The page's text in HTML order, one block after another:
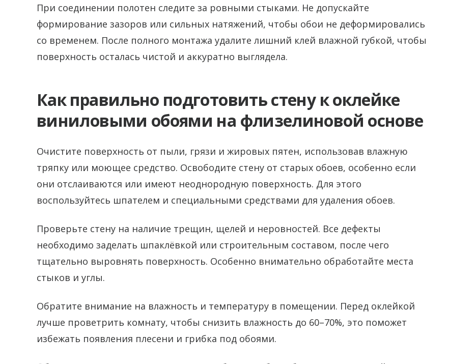
При соединении полотен следите за ровными стыками. Не допускайте
формирование зазоров или сильных натяжений, чтобы обои не деформировались
со временем. После полного монтажа удалите лишний клей влажной губкой, чтобы
поверхность осталась чистой и аккуратно выглядела.
Как правильно подготовить стену к оклейке
виниловыми обоями на флизелиновой основе
Очистите поверхность от пыли, грязи и жировых пятен, использовав влажную
тряпку или моющее средство. Освободите стену от старых обоев, особенно если
они отслаиваются или имеют неоднородную поверхность. Для этого
воспользуйтесь шпателем и специальными средствами для удаления обоев.
Проверьте стену на наличие трещин, щелей и неровностей. Все дефекты
необходимо заделать шпаклёвкой или строительным составом, после чего
тщательно выровнять поверхность. Особенно внимательно обработайте места
стыков и углы.
Обратите внимание на влажность и температуру в помещении. Перед оклейкой
лучше проветрить комнату, чтобы снизить влажность до 60–70%, это поможет
избежать появления плесени и грибка под обоями.